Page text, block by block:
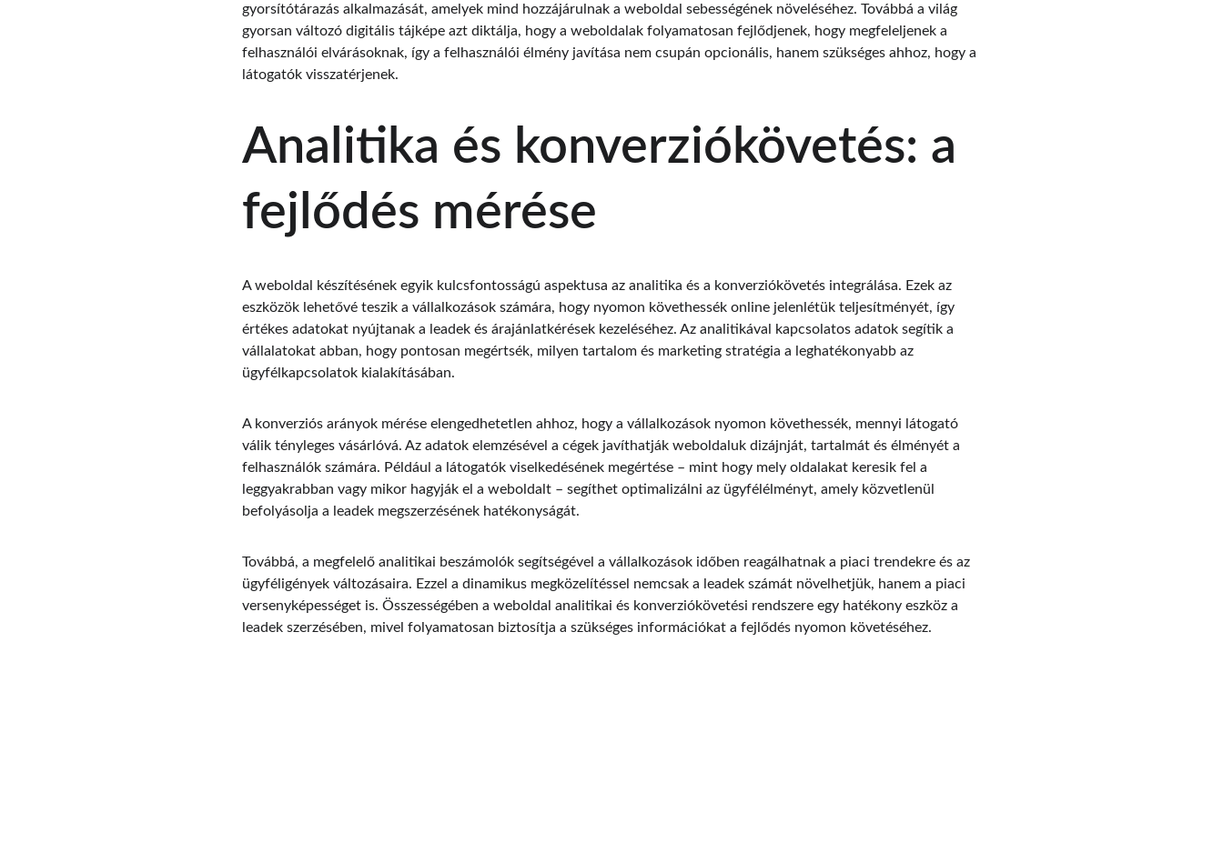
gyorsítótárazás alkalmazását, amelyek mind hozzájárulnak a weboldal sebességének növeléséhez. Továbbá a világ
gyorsan változó digitális tájképe azt diktálja, hogy a weboldalak folyamatosan fejlődjenek, hogy megfeleljenek a
felhasználói elvárásoknak, így a felhasználói élmény javítása nem csupán opcionális, hanem szükséges ahhoz, hogy a
látogatók visszatérjenek.
Analitika és konverziókövetés: a
fejlődés mérése
A weboldal készítésének egyik kulcsfontosságú aspektusa az analitika és a konverziókövetés integrálása. Ezek az
eszközök lehetővé teszik a vállalkozások számára, hogy nyomon követhessék online jelenlétük teljesítményét, így
értékes adatokat nyújtanak a leadek és árajánlatkérések kezeléséhez. Az analitikával kapcsolatos adatok segítik a
vállalatokat abban, hogy pontosan megértsék, milyen tartalom és marketing stratégia a leghatékonyabb az
ügyfélkapcsolatok kialakításában.
A konverziós arányok mérése elengedhetetlen ahhoz, hogy a vállalkozások nyomon követhessék, mennyi látogató
válik tényleges vásárlóvá. Az adatok elemzésével a cégek javíthatják weboldaluk dizájnját, tartalmát és élményét a
felhasználók számára. Például a látogatók viselkedésének megértése – mint hogy mely oldalakat keresik fel a
leggyakrabban vagy mikor hagyják el a weboldalt – segíthet optimalizálni az ügyfélélményt, amely közvetlenül
befolyásolja a leadek megszerzésének hatékonyságát.
Továbbá, a megfelelő analitikai beszámolók segítségével a vállalkozások időben reagálhatnak a piaci trendekre és az
ügyféligények változásaira. Ezzel a dinamikus megközelítéssel nemcsak a leadek számát növelhetjük, hanem a piaci
versenyképességet is. Összességében a weboldal analitikai és konverziókövetési rendszere egy hatékony eszköz a
leadek szerzésében, mivel folyamatosan biztosítja a szükséges információkat a fejlődés nyomon követéséhez.